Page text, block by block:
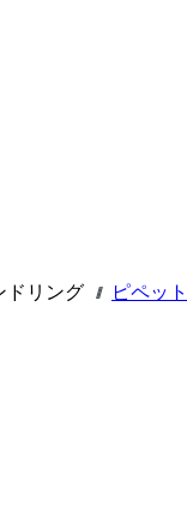
ドリング /// ピペッ